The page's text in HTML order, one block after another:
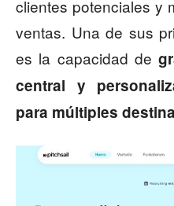
clientes potenciales y
ventas. Una de sus
es la capacidad de
central y
para múltiples